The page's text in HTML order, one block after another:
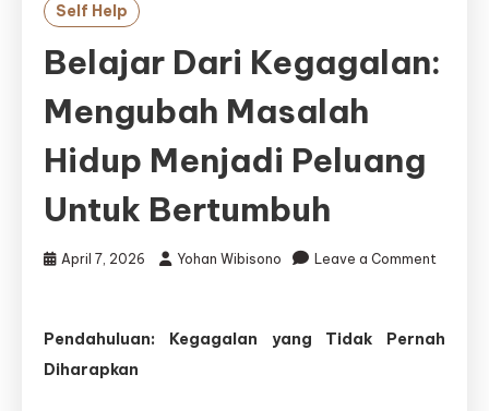
Self Help
Belajar Dari Kegagalan:
Mengubah Masalah
Hidup Menjadi Peluang
Untuk Bertumbuh
April 7, 2026 Yohan Wibisono
Leave a Comment
dari
Mengubah
Pendahuluan: Kegagalan yang Tidak Pernah
Diharapkan